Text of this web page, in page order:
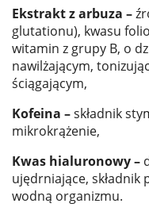
Ekstrakt z arbuza –
glutationu), kwasu
witamin z grupy B, o
nawilżającym,
ściągającym,
Kofeina –składnik
mikrokrążenie,
Kwas hialuronowy –
ujędrniające, składnik
wodną organizmu.